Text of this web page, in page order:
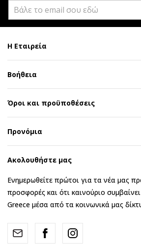
Η Εταιρεία
Βοήθεια
Όροι και προϋποθέσεις
Προνόμια
Ακολουθήστε μας
Ενημερωθείτε πρώτοι για τα νέα μας
προσφορές και ότι καινούριο
Greece μέσα από τα κοινωνικά μας